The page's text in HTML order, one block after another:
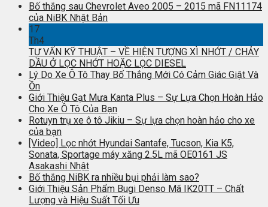
Bố thắng sau Chevrolet Aveo 2005 – 2015 mã FN11174
của NiBK Nhật Bản
17
Th4
TƯ VẤN KỸ THUẬT – VỀ HIỆN TƯỢNG XÌ NHỚT / CHẢY
DẦU Ở LỌC NHỚT HOẶC LỌC DIESEL
Lý Do Xe Ô Tô Thay Bố Thắng Mới Có Cảm Giác Giật Và
Ồn
Giới Thiệu Gạt Mưa Kanta Plus – Sự Lựa Chọn Hoàn Hảo
Cho Xe Ô Tô Của Bạn
Rotuyn trụ xe ô tô Jikiu – Sự lựa chọn hoàn hảo cho xe
của bạn
[Video] Lọc nhớt Hyundai Santafe, Tucson, Kia K5,
Sonata, Sportage máy xăng 2.5L mã OE0161 JS
Asakashi Nhật
Bố thắng NiBK ra nhiều bụi phải làm sao?
Giới Thiệu Sản Phẩm Bugi Denso Mã IK20TT – Chất
Lượng và Hiệu Suất Tối Ưu